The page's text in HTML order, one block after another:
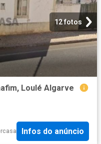
12 fotos
Loulé Algarve
Infos do anúncio